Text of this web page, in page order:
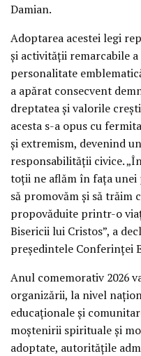
Damian.
Adoptarea acestei legi
și activității remarcabile
personalitate
a apărat consecvent
dreptatea și valorile
acesta s-a opus cu
și extremism, devenind
responsabilității civice.
toții ne aflăm în fața unei
să promovăm și să trăim
propovăduite printr-o
Bisericii lui Cristos”, a
președintele Conferinței
Anul comemorativ 2026
organizării, la nivel
educaționale și
moștenirii spirituale și
adoptate, autoritățile